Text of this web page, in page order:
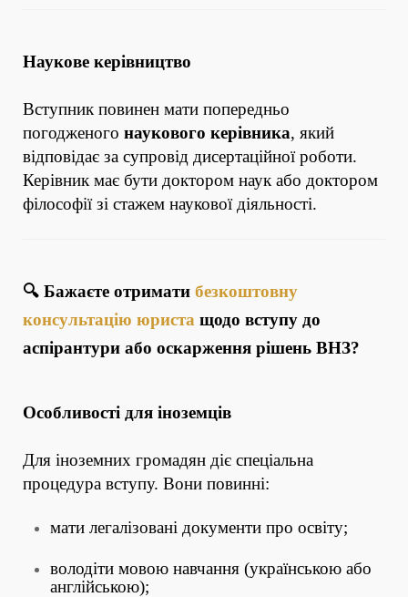
Наукове керівництво
Вступник повинен мати попередньо
погодженого наукового керівника, який
відповідає за супровід дисертаційної роботи.
Керівник має бути доктором наук або доктором
філософії зі стажем наукової діяльності.
🔍 Бажаєте отримати безкоштовну
консультацію юриста щодо вступу до
аспірантури або оскарження рішень ВНЗ?
Особливості для іноземців
Для іноземних громадян діє спеціальна
процедура вступу. Вони повинні:
мати легалізовані документи про освіту;
володіти мовою навчання (українською або
англійською);